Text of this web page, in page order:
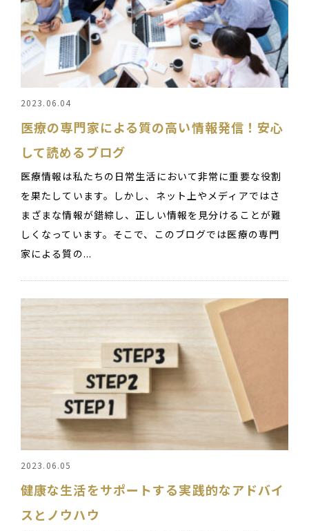
2023.06.04
医療の専門家による質の高い情報発信！安心
して読めるブログ
医療情報は私たちの日常生活において非常に重要な役割
を果たしています。しかし、ネット上やメディアではさ
まざまな情報が錯綜し、正しい情報を見分けることが難
しくなっています。そこで、このブログでは医療の専門
家による質の...
2023.06.05
健康な生活をサポートする実践的なアドバイ
スとノウハウ